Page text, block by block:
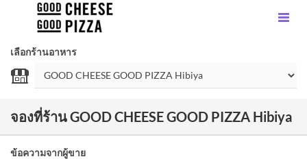
เลือกร้านอาหาร
จองที่ร้าน GOOD CHEESE GOOD PIZZA Hibiya
ข้อความจากผู้ขาย